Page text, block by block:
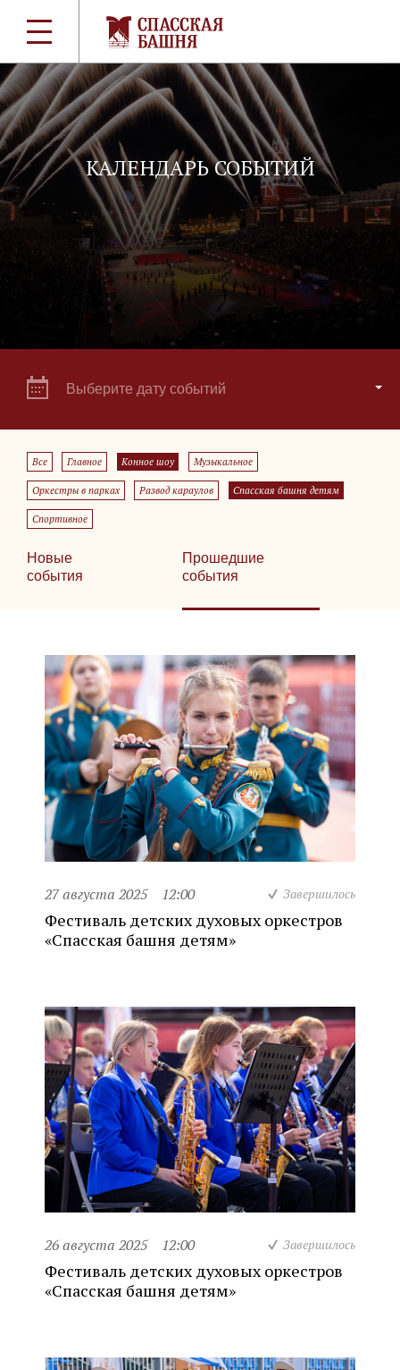
КАЛЕНДАРЬ СОБЫТИЙ
Выберите дату событий
Все Главное Конное шоу Музыкальное
Оркестры в парках Развод караулов Спасская башня детям
Спортивное
Новые
события
Прошедшие
события
27 августа 2025 12:00 Завершилось
Фестиваль детских духовых оркестров
«Спасская башня детям»
26 августа 2025 12:00 Завершилось
Фестиваль детских духовых оркестров
«Спасская башня детям»